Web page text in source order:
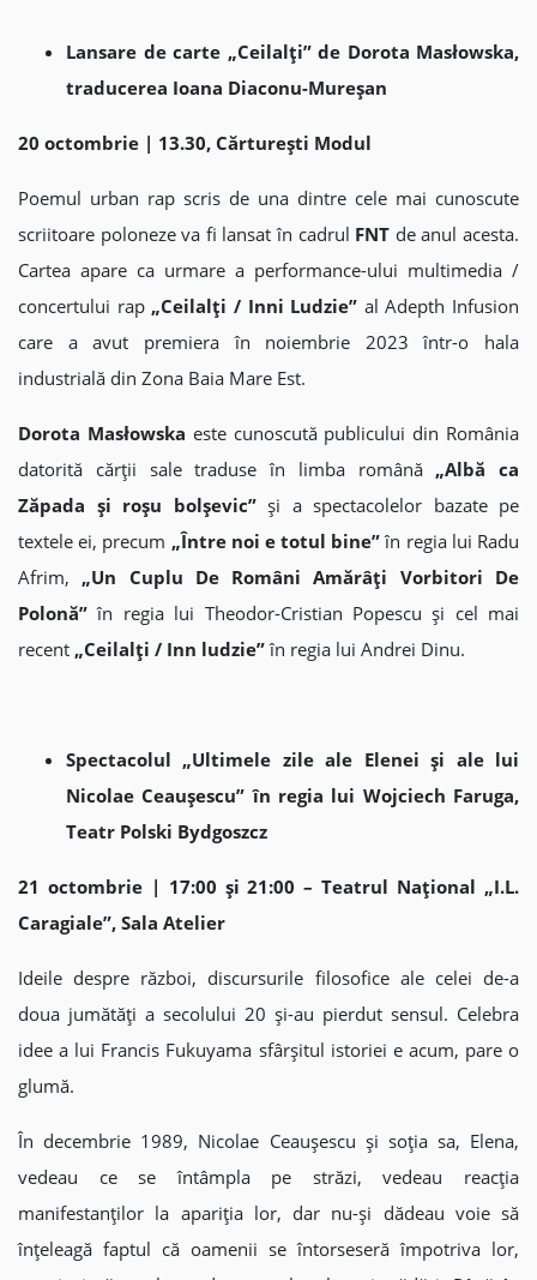
Lansare de carte „Ceilalți” de Dorota Masłowska,
traducerea Ioana Diaconu-Mureșan
20 octombrie | 13.30, Cărturești Modul
Poemul urban rap scris de una dintre cele mai cunoscute
scriitoare poloneze va fi lansat în cadrul FNT de anul acesta.
Cartea apare ca urmare a performance-ului multimedia /
concertului rap „Ceilalți / Inni Ludzie” al Adepth Infusion
care a avut premiera în noiembrie 2023 într-o hala
industrială din Zona Baia Mare Est.
Dorota Masłowska este cunoscută publicului din România
datorită cărții sale traduse în limba română „Albă ca
Zăpada şi roşu bolşevic”și a spectacolelor bazate pe
textele ei, precum „Între noi e totul bine”în regia lui Radu
Afrim, „Un Cuplu De Români Amărâţi Vorbitori De
Polonă” în regia lui Theodor-Cristian Popescu și cel mai
recent „Ceilalți / Inn ludzie”în regia lui Andrei Dinu.
Spectacolul „Ultimele zile ale Elenei și ale lui
Nicolae Ceaușescu” în regia lui Wojciech Faruga,
Teatr Polski Bydgoszcz
21 octombrie | 17:00 și 21:00 – Teatrul Național „I.L.
Caragiale”, Sala Atelier
Ideile despre război, discursurile filosofice ale celei de-a
doua jumătăți a secolului 20 și-au pierdut sensul. Celebra
idee a lui Francis Fukuyama sfârșitul istoriei e acum, pare o
glumă.
În decembrie 1989, Nicolae Ceaușescu și soția sa, Elena,
vedeau ce se întâmpla pe străzi, vedeau reacția
manifestanților la apariția lor, dar nu-și dădeau voie să
înțeleagă faptul că oamenii se întorseseră împotriva lor,